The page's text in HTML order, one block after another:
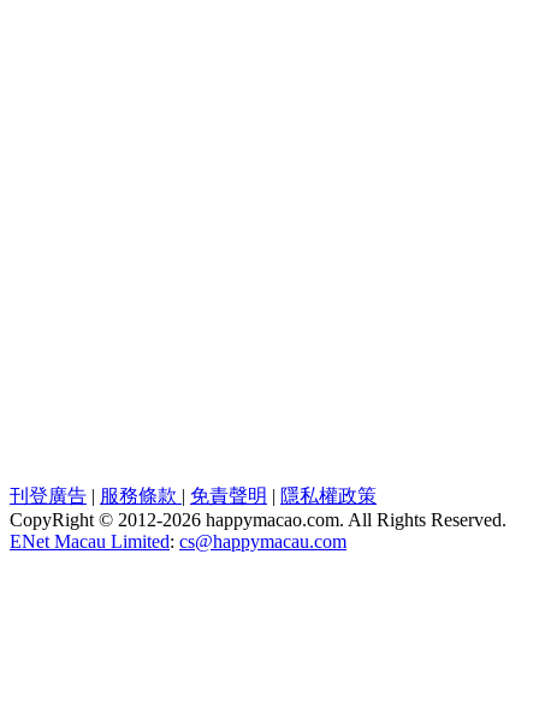
刊登廣告 | 服務條款 | 免責聲明 | 隱私權政策
CopyRight © 2012-2026 happymacao.com. All Rights Reserved.
ENet Macau Limited: cs@happymacau.com